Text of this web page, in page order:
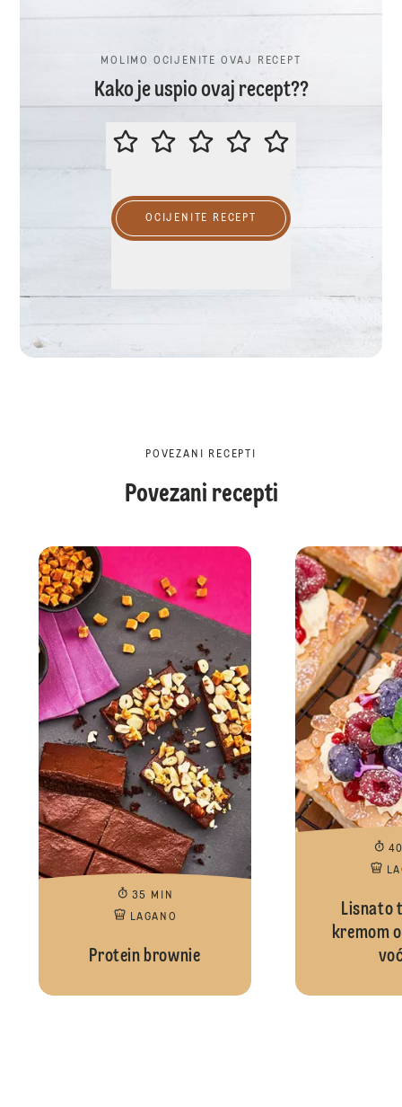
MOLIMO OCIJENITE OVAJ RECEPT
Kako je uspio ovaj recept??
MOLIMO OCIJENITE OVAJ
OCIJENITE RECEPT
POVEZANI RECEPTI
Povezani recepti
35 MIN
LAGANO
Protein brownie
Lisnato
kremom